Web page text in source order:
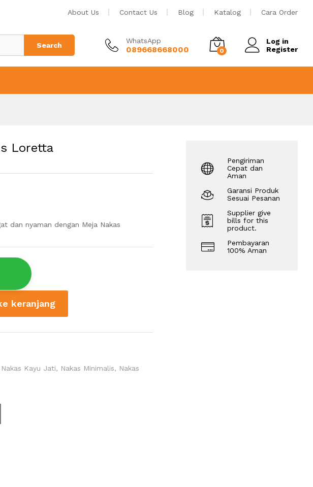
About Us Contact Us Blog Katalog Cara Order
Search
WhatsApp
089668668000 0
Log in
Register
Loretta
dan nyaman dengan Meja Nakas
keranjang
Nakas Kayu Jati, Nakas Minimalis, Nakas
Pengiriman
Cepat dan
Aman
Garansi Produk
Sesuai Pesanan
Supplier give
bills for this
product.
Pembayaran
100% Aman
Rp1.150.000 Tambah ke keranjang